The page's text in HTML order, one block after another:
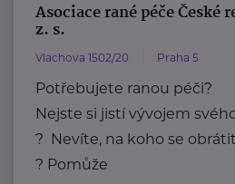
Asociace rané péče České
z. s.
Vlachova 1502/20 Praha 5
Potřebujete ranou péči?
Nejste si jistí vývojem
? Nevíte, na koho se obrátit
? Pomůže